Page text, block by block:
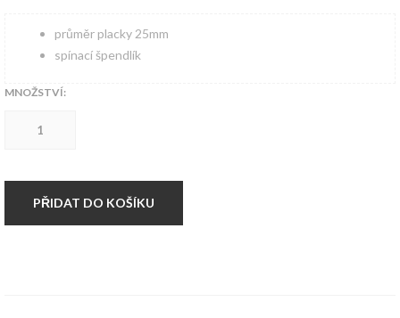
průměr placky 25mm
spínací špendlík
MNOŽSTVÍ:
PŘIDAT DO KOŠÍKU